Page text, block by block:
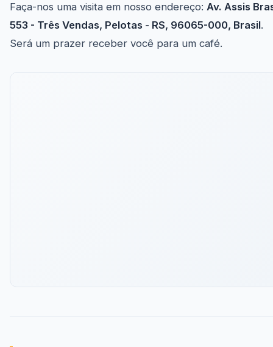
Faça-nos uma visita em nosso endereço: Av. Assis
553 - Três Vendas, Pelotas - RS, 96065-000, Brasil.
Será um prazer receber você para um café.